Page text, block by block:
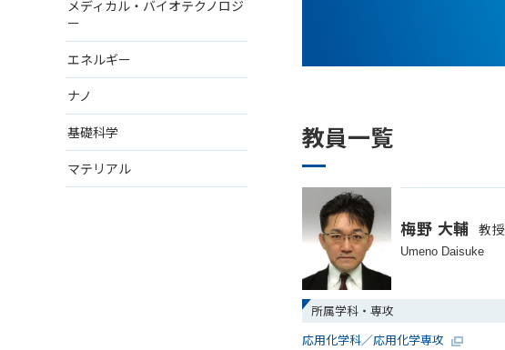
教員一覧
梅野 大輔 教授
Umeno Daisuke
所属学科・専攻
応用化学科／応用化学専攻
メディカル・バイオテクノロジ
ー
エネルギー
ナノ
基礎科学
マテリアル